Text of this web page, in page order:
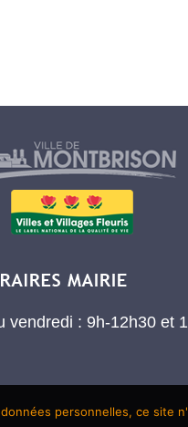
vendredi : 9h-12h30 et
personnelles, ce site